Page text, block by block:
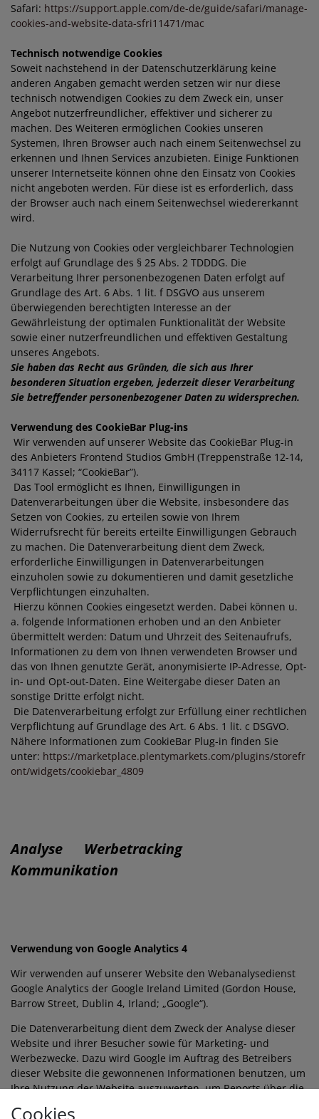
Safari: https://support.apple.com/de-de/guide/safari/manage-
cookies-and-website-data-sfri11471/mac
Technisch notwendige Cookies
Soweit nachstehend in der Datenschutzerklärung keine
anderen Angaben gemacht werden setzen wir nur diese
technisch notwendigen Cookies zu dem Zweck ein, unser
Angebot nutzerfreundlicher, effektiver und sicherer zu
machen. Des Weiteren ermöglichen Cookies unseren
Systemen, Ihren Browser auch nach einem Seitenwechsel zu
erkennen und Ihnen Services anzubieten. Einige Funktionen
unserer Internetseite können ohne den Einsatz von Cookies
nicht angeboten werden. Für diese ist es erforderlich, dass
der Browser auch nach einem Seitenwechsel wiedererkannt
wird.
Die Nutzung von Cookies oder vergleichbarer Technologien
erfolgt auf Grundlage des § 25 Abs. 2 TDDDG. Die
Verarbeitung Ihrer personenbezogenen Daten erfolgt auf
Grundlage des Art. 6 Abs. 1 lit. f DSGVO aus unserem
überwiegenden berechtigten Interesse an der
Gewährleistung der optimalen Funktionalität der Website
sowie einer nutzerfreundlichen und effektiven Gestaltung
unseres Angebots.
Sie haben das Recht aus Gründen, die sich aus Ihrer
besonderen Situation ergeben, jederzeit dieser Verarbeitung
Sie betreffender personenbezogener Daten zu widersprechen.
Verwendung des CookieBar Plug-ins
Wir verwenden auf unserer Website das CookieBar Plug-in
des Anbieters Frontend Studios GmbH (Treppenstraße 12-14,
34117 Kassel; “CookieBar”).
Das Tool ermöglicht es Ihnen, Einwilligungen in
Datenverarbeitungen über die Website, insbesondere das
Setzen von Cookies, zu erteilen sowie von Ihrem
Widerrufsrecht für bereits erteilte Einwilligungen Gebrauch
zu machen. Die Datenverarbeitung dient dem Zweck,
erforderliche Einwilligungen in Datenverarbeitungen
einzuholen sowie zu dokumentieren und damit gesetzliche
Verpflichtungen einzuhalten.
Hierzu können Cookies eingesetzt werden. Dabei können u.
a. folgende Informationen erhoben und an den Anbieter
übermittelt werden: Datum und Uhrzeit des Seitenaufrufs,
Informationen zu dem von Ihnen verwendeten Browser und
das von Ihnen genutzte Gerät, anonymisierte IP-Adresse, Opt-
in- und Opt-out-Daten. Eine Weitergabe dieser Daten an
sonstige Dritte erfolgt nicht.
Die Datenverarbeitung erfolgt zur Erfüllung einer rechtlichen
Verpflichtung auf Grundlage des Art. 6 Abs. 1 lit. c DSGVO.
Nähere Informationen zum CookieBar Plug-in finden Sie
unter: https://marketplace.plentymarkets.com/plugins/storefr
ont/widgets/cookiebar_4809
Analyse Werbetracking
Kommunikation
Verwendung von Google Analytics 4
Wir verwenden auf unserer Website den Webanalysedienst
Google Analytics der Google Ireland Limited (Gordon House,
Barrow Street, Dublin 4, Irland; „Google“).
Die Datenverarbeitung dient dem Zweck der Analyse dieser
Website und ihrer Besucher sowie für Marketing- und
Werbezwecke. Dazu wird Google im Auftrag des Betreibers
dieser Website die gewonnenen Informationen benutzen, um
Ihre Nutzung der Website auszuwerten, um Reports über die
Cookies